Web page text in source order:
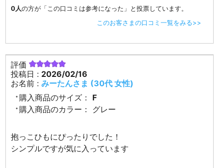
0人の方が「この口コミは参考になった」と投票しています。
このお客さまの口コミ一覧をみる>>
評価
投稿日 : 2026/02/16
お名前 :みーたんさま (30代 女性)
購入商品のサイズ：
F
購入商品のカラー：
グレー
抱っこひもにぴったりでした！
シンプルですが気に入っています